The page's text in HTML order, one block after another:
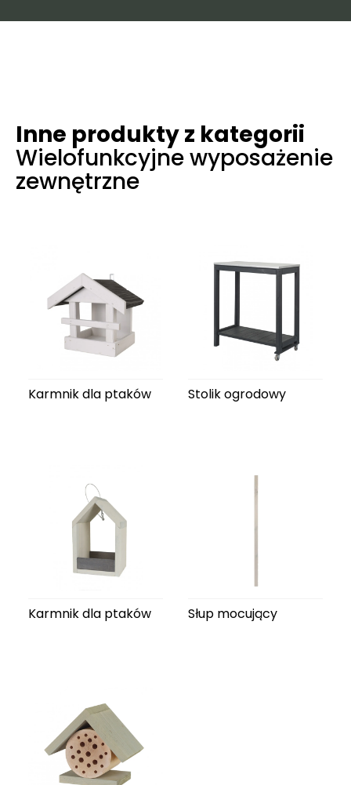
Inne produkty z kategorii
Wielofunkcyjne wyposażenie
zewnętrzne
Karmnik dla ptaków Stolik ogrodowy
Karmnik dla ptaków Słup mocujący